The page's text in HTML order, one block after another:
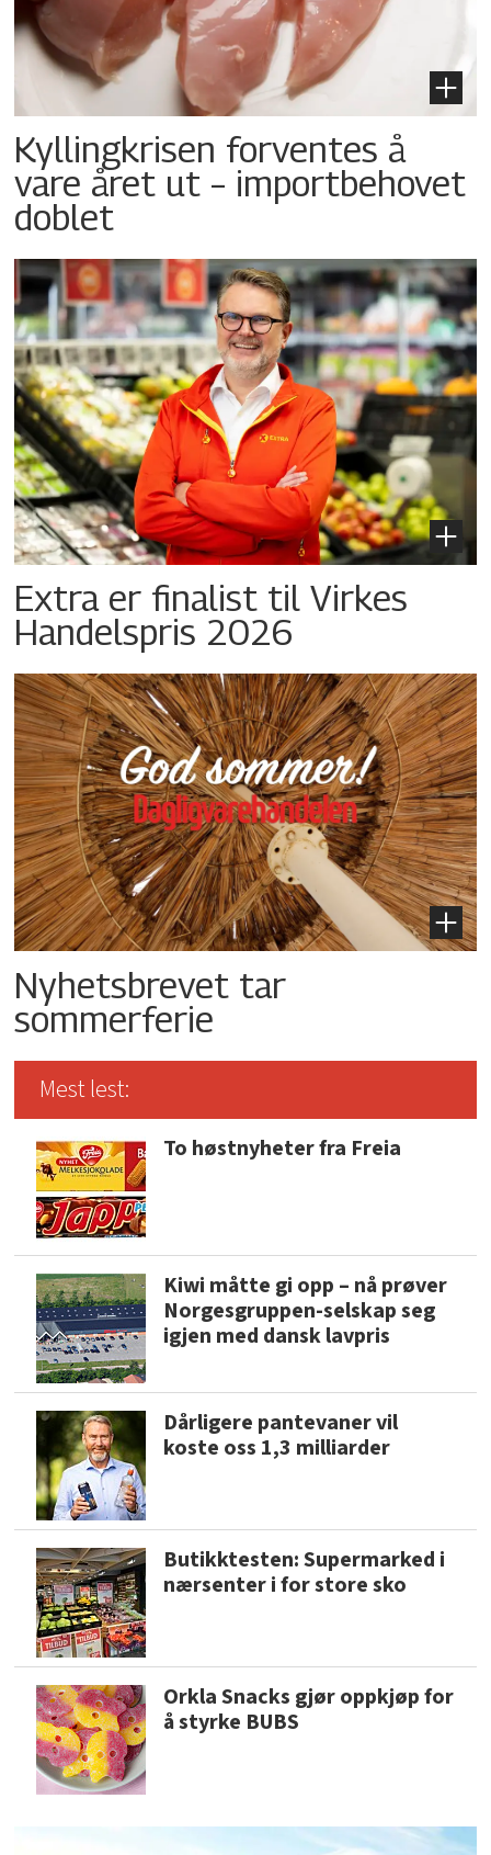
Kyllingkrisen forventes å
vare året ut – importbehovet
doblet
Extra er finalist til Virkes
Handelspris 2026
Nyhetsbrevet tar
sommerferie
Mest lest:
To høstnyheter fra Freia
Kiwi måtte gi opp – nå prøver
Norgesgruppen-selskap seg
igjen med dansk lavpris
Dårligere pantevaner vil
koste oss 1,3 milliarder
Butikktesten: Supermarked i
nærsenter i for store sko
Orkla Snacks gjør oppkjøp for
å styrke BUBS